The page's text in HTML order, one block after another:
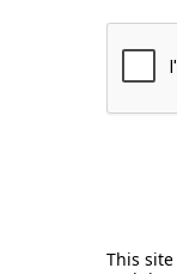
This site